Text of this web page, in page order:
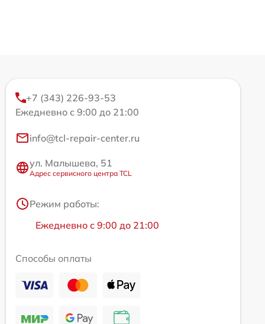
+7 (343) 226-93-53
Ежедневно с 9:00 до 21:00
info@tcl-repair-center.ru
ул. Малышева, 51
Адрес сервисного центра TCL
Режим работы:
Ежедневно с 9:00 до 21:00
Способы оплаты